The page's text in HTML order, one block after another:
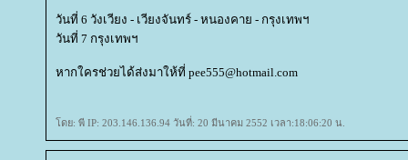
วันที่ 6 วังเวียง - เวียงจันทร์ - หนองคาย - กรุงเทพฯ
วันที่ 7 กรุงเทพฯ
หากใครช่วยได้ส่งมาให้ที่ pee555@hotmail.com
ดย: พี IP: 203.146.136.94 วันที่: 20 มีนาคม 2552 เวลา:18:06:20 น.